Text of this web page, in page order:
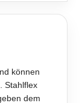
können
Stahlflex
dem